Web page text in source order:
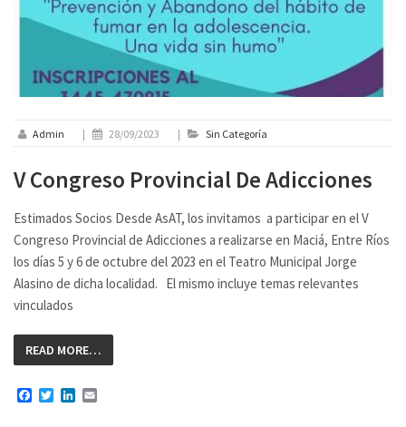
Admin | 28/09/2023 | Sin Categoría
V Congreso Provincial De Adicciones
Estimados Socios Desde AsAT, los invitamos a participar en el V
Congreso Provincial de Adicciones a realizarse en Maciá, Entre Ríos
los días 5 y 6 de octubre del 2023 en el Teatro Municipal Jorge
Alasino de dicha localidad. El mismo incluye temas relevantes
vinculados
READ MORE…
Facebook
TwitterLinkedIn